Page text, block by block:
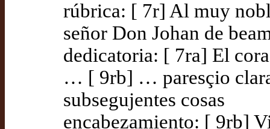
rúbrica: [ 7r] Al muy
señor Don Johan de
dedicatoria: [ 7ra] El
… [ 9rb] … paresçio
subsegujentes cosas
encabezamiento: [ 9rb]